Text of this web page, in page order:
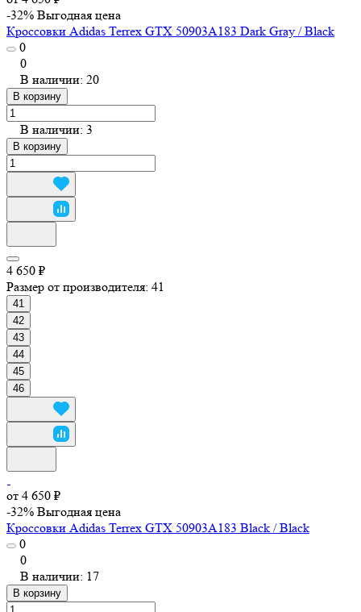
-32% Выгодная цена
Кроссовки Adidas Terrex GTX 50903A183 Dark Gray / Black
0
0
В наличии: 20
В корзину
В наличии: 3
В корзину
4 650 ₽
Размер от производителя: 41
41
42
43
44
45
46
от 4 650 ₽
-32% Выгодная цена
Кроссовки Adidas Terrex GTX 50903A183 Black / Black
0
0
В наличии: 17
В корзину